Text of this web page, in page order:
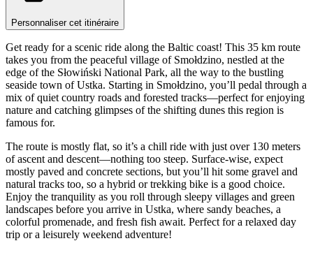
Personnaliser cet itinéraire
Get ready for a scenic ride along the Baltic coast! This 35 km route
takes you from the peaceful village of Smołdzino, nestled at the
edge of the Słowiński National Park, all the way to the bustling
seaside town of Ustka. Starting in Smołdzino, you’ll pedal through a
mix of quiet country roads and forested tracks—perfect for enjoying
nature and catching glimpses of the shifting dunes this region is
famous for.
The route is mostly flat, so it’s a chill ride with just over 130 meters
of ascent and descent—nothing too steep. Surface-wise, expect
mostly paved and concrete sections, but you’ll hit some gravel and
natural tracks too, so a hybrid or trekking bike is a good choice.
Enjoy the tranquility as you roll through sleepy villages and green
landscapes before you arrive in Ustka, where sandy beaches, a
colorful promenade, and fresh fish await. Perfect for a relaxed day
trip or a leisurely weekend adventure!